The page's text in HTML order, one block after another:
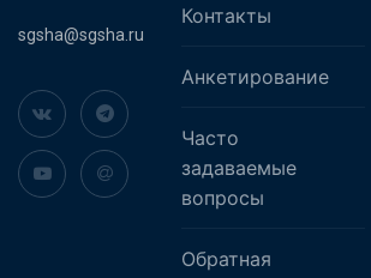
sgsha@sgsha.ru
Контакты
Анкетирование
Часто
задаваемые
вопросы
Обратная